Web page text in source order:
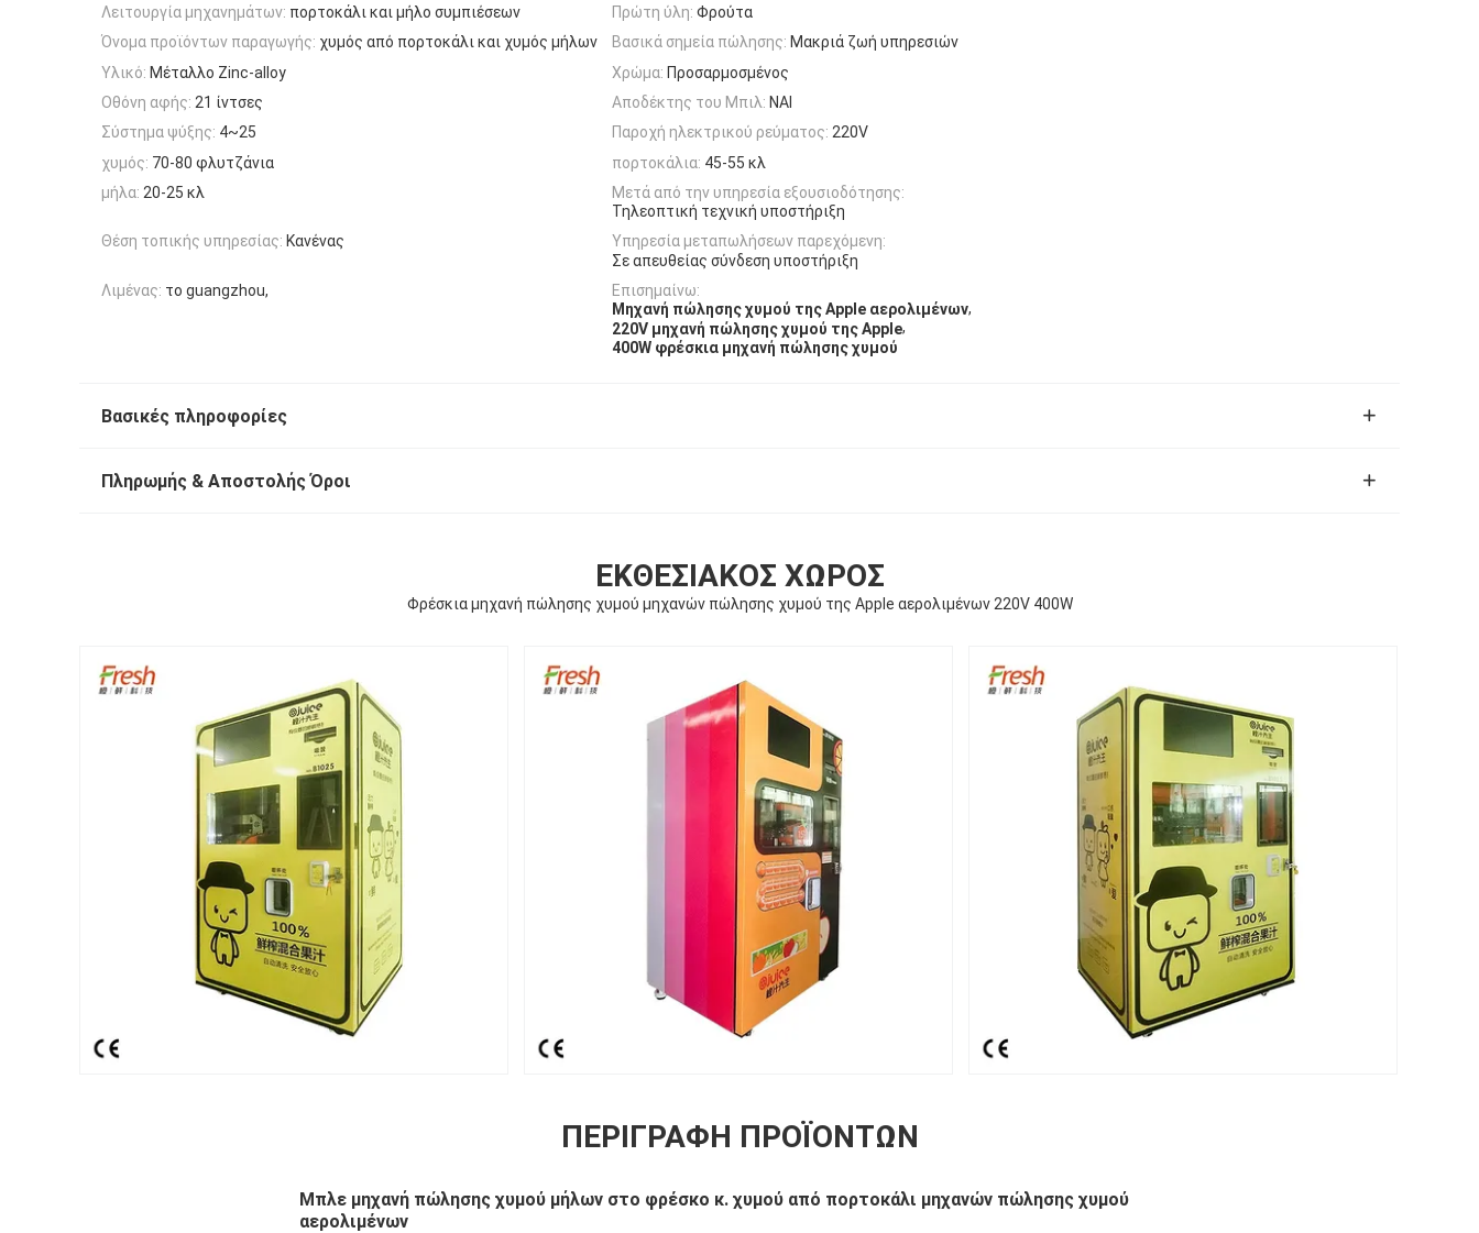
Λειτουργία μηχανημάτων: πορτοκάλι και μήλο συμπιέσεων Πρώτη ύλη: Φρούτα
Όνομα προϊόντων παραγωγής: χυμός από πορτοκάλι και χυμός μήλων Βασικά σημεία πώλησης: Μακριά ζωή υπηρεσιών
Υλικό: Μέταλλο Zinc-alloy Χρώμα: Προσαρμοσμένος
Οθόνη αφής: 21 ίντσες Αποδέκτης του Μπιλ: ΝΑΙ
Σύστημα ψύξης: 4~25 Παροχή ηλεκτρικού ρεύματος: 220V
χυμός: 70-80 φλυτζάνια πορτοκάλια: 45-55 κλ
μήλα: 20-25 κλ
Μετά από την υπηρεσία εξουσιοδότησης:
Τηλεοπτική τεχνική υποστήριξη
Θέση τοπικής υπηρεσίας: Κανένας
Υπηρεσία μεταπωλήσεων παρεχόμενη:
Σε απευθείας σύνδεση υποστήριξη
Λιμένας: το guangzhou,
Επισημαίνω:
Μηχανή πώλησης χυμού της Apple αερολιμένων,
220V μηχανή πώλησης χυμού της Apple,
400W φρέσκια μηχανή πώλησης χυμού
Βασικές πληροφορίες
Πληρωμής & Αποστολής Όροι
ΕΚΘΕΣΙΑΚΌΣ ΧΏΡΟΣ
Φρέσκια μηχανή πώλησης χυμού μηχανών πώλησης χυμού της Apple αερολιμένων 220V 400W
ΠΕΡΙΓΡΑΦΉ ΠΡΟΪΌΝΤΩΝ
Μπλε μηχανή πώλησης χυμού μήλων στο φρέσκο κ. χυμού από πορτοκάλι μηχανών πώλησης χυμού
αερολιμένων